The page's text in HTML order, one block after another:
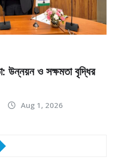
উন্নয়ন ও সক্ষমতা বৃদ্ধির
Aug 1, 2026